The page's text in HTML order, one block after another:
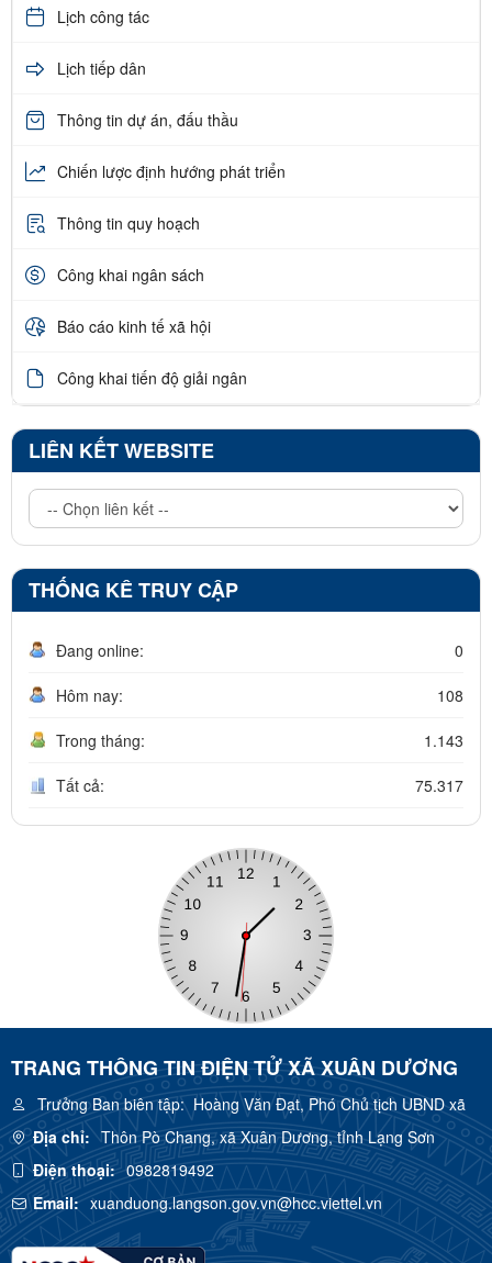
Lịch công tác
Lịch tiếp dân
Thông tin dự án, đấu thầu
Chiến lược định hướng phát triển
Thông tin quy hoạch
Công khai ngân sách
Báo cáo kinh tế xã hội
Công khai tiến độ giải ngân
LIÊN KẾT WEBSITE
THỐNG KÊ TRUY CẬP
Đang online: 0
Hôm nay: 108
Trong tháng: 1.143
Tất cả: 75.317
TRANG THÔNG TIN ĐIỆN TỬ XÃ XUÂN DƯƠNG
Trưởng Ban biên tập:Hoàng Văn Đạt, Phó Chủ tịch UBND xã
Địa chỉ: Thôn Pò Chang, xã Xuân Dương, tỉnh Lạng Sơn
Điện thoại: 0982819492
Email: xuanduong.langson.gov.vn@hcc.viettel.vn